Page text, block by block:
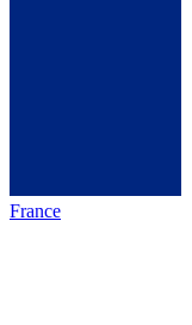
France